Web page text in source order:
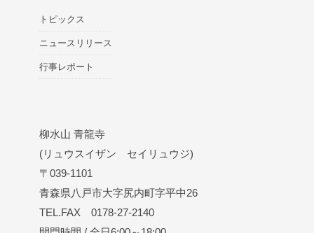
トピックス
ニュースリリース
行事レポート
柳水山 青龍寺
(リュウスイザン セイリュウジ)
〒039-1101
青森県八戸市大字尻内町字平中26
TEL.FAX 0178-27-2140